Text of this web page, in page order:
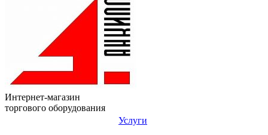
Интернет-магазин
торгового оборудования
Услуги